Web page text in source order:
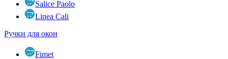
Salice Paolo
Linea Cali
Ручки для окон
Fimet